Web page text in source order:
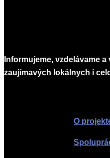
Informujeme, vzdelávame
zaujímavých lokálnych i
O